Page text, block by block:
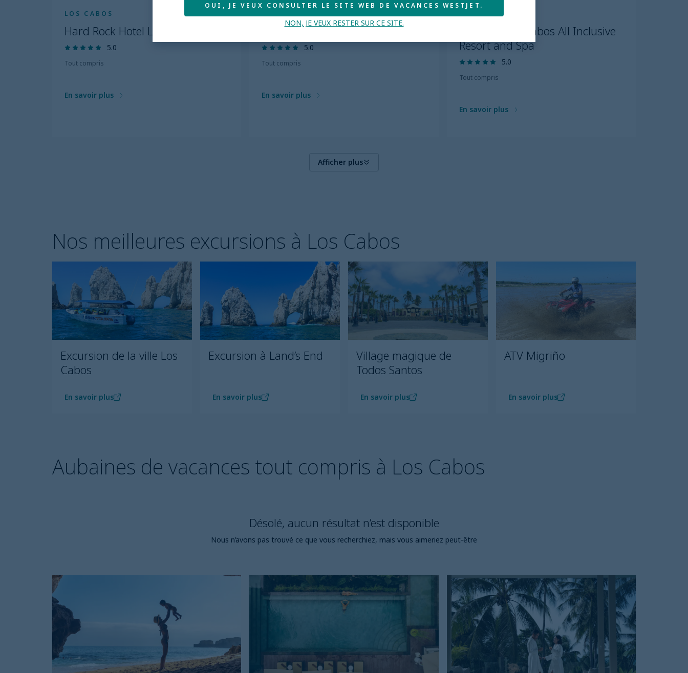
LOS CABOS
Hard Rock Hotel Los Cabos
5.0
Tout compris
En savoir plus
Le Blanc Spa Resort Los Cabos
5.0
Tout compris
En savoir plus
LOS CABOS
Marquis Los Cabos All Inclusive
Resort and Spa
5.0
Tout compris
En savoir plus
Afficher plus
Nos meilleures excursions à Los Cabos
Excursion de la ville Los
Cabos
En savoir plus
Excursion à Land’s End
En savoir plus
Village magique de
Todos Santos
En savoir plus
ATV Migriño
En savoir plus
Aubaines de vacances tout compris à Los Cabos
Désolé, aucun résultat n’est disponible
Nous n’avons pas trouvé ce que vous recherchiez, mais vous aimeriez peut-être
OUI, JE VEUX CONSULTER LE SITE WEB DE VACANCES WESTJET.
NON, JE VEUX RESTER SUR CE SITE.